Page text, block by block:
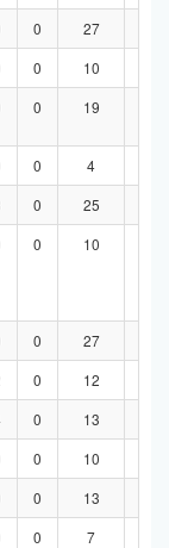
0 27
0 10
0 19
0 4
0 25
0 10
0 27
0 12
0 13
0 10
0 13
0 7